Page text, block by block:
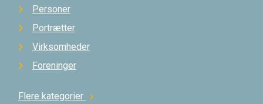
Personer
Portrætter
Virksomheder
Foreninger
Flere kategorier chevron_right